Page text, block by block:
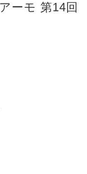
ーモ 第14回